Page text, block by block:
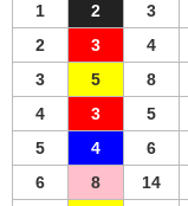
1 2 3
2
3 4
3
5 8
4
3 5
5
4 6
6
8 14